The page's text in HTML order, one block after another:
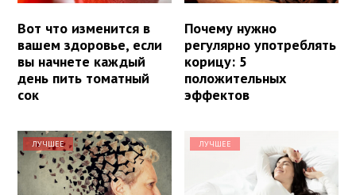
Вот что изменится в
вашем здоровье, если
вы начнете каждый
день пить томатный
сок
Почему нужно
регулярно употреблять
корицу: 5
положительных
эффектов
ЛУЧШЕЕ ЛУЧШЕЕ